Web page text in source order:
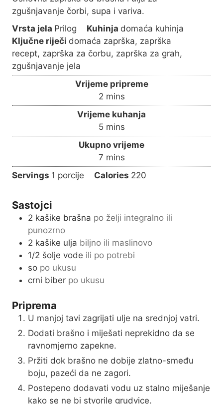
zgušnjavanje čorbi, supa i variva.
Vrsta jela Prilog Kuhinja domaća kuhinja
Ključne riječi domaća zaprška, zaprška
recept, zaprška za čorbu, zaprška za grah,
zgušnjavanje jela
Vrijeme pripreme
2m
i
n
u
t
e
s
mins
Vrijeme kuhanja
5m
i
n
u
t
mins
Ukupno vrijeme
7m
i
n
e
mins
Servings 1 porcije Calories 220
Sastojci
2 kašike brašna po želji integralno ili
punozrno
2 kašike ulja biljno ili maslinovo
1/2 šolje vode ili po potrebi
so po ukusu
crni biber po ukusu
Priprema
U manjoj tavi zagrijati ulje na srednjoj vatri.
Dodati brašno i miješati neprekidno da se
ravnomjerno zapekne.
Pržiti dok brašno ne dobije zlatno-smeđu
boju, pazeći da ne zagori.
Postepeno dodavati vodu uz stalno miješanje
kako se ne bi stvorile grudvice.